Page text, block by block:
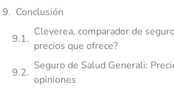
Conclusión
Cleverea, comparador de
precios que ofrece?
Seguro de Salud Generali:
opiniones